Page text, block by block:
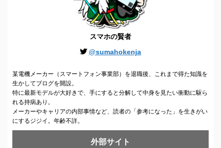
スマホの賢者
@sumahokenja
某電機メーカー（スマートフォン事業部）を退職後、これまで得た知識を
生かしてブログを開設。
特に最新モデルが大好きで、手にすると分解して中身を見たい衝動に駆ら
れる持病あり。
メーカーやキャリアの内部事情など、読者の「参考になった」を生きがい
にするジジイ。年齢不詳。
外部サイト